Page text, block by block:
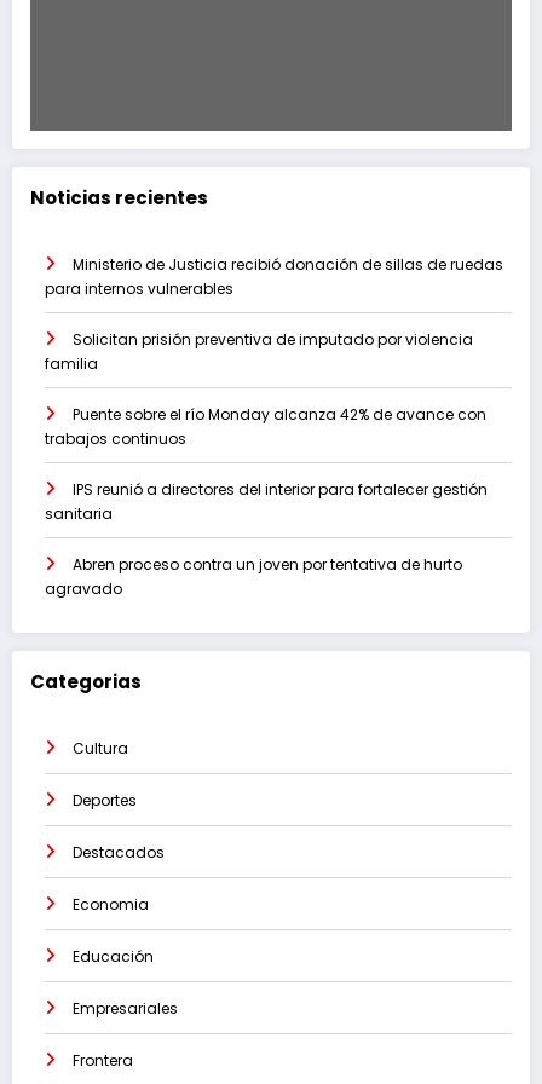
Noticias recientes
Ministerio de Justicia recibió donación de sillas de ruedas
para internos vulnerables
Solicitan prisión preventiva de imputado por violencia
familia
Puente sobre el río Monday alcanza 42% de avance con
trabajos continuos
IPS reunió a directores del interior para fortalecer gestión
sanitaria
Abren proceso contra un joven por tentativa de hurto
agravado
Categorias
Cultura
Deportes
Destacados
Economia
Educación
Empresariales
Frontera